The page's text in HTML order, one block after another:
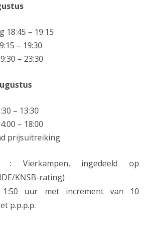
18:45 – 19:15
– 19:30
– 23:30
– 13:30
– 18:00
prijsuitreiking
: Vierkampen, ingedeeld op
KNSB-rating)
1:50 uur met increment van 10
p.p.p.p.